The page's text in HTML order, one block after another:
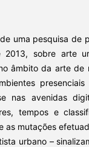
uma pesquisa de
2013, sobre arte
âmbito da arte de
nas avenidas
tempos e
as mutações
urbano –